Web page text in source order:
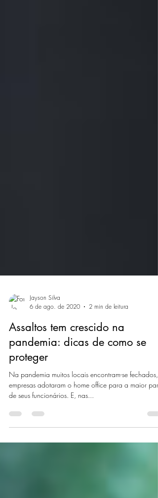
Jayson Silva
6 de ago. de 2020
2 min de leitura
Assaltos tem crescido na
pandemia: dicas de como se
proteger
Na pandemia muitos locais encontram-se fechados,
empresas adotaram o home office para a maior